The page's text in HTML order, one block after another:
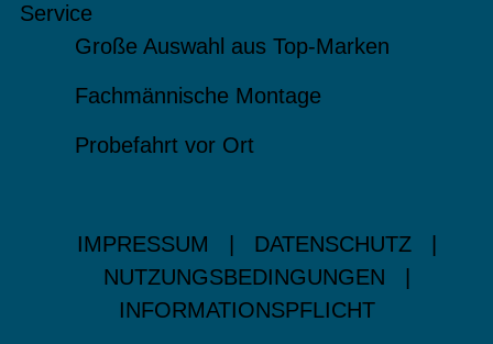
Service
Große Auswahl aus Top-Marken
Fachmännische Montage
Probefahrt vor Ort
IMPRESSUM DATENSCHUTZ
NUTZUNGSBEDINGUNGEN
INFORMATIONSPFLICHT